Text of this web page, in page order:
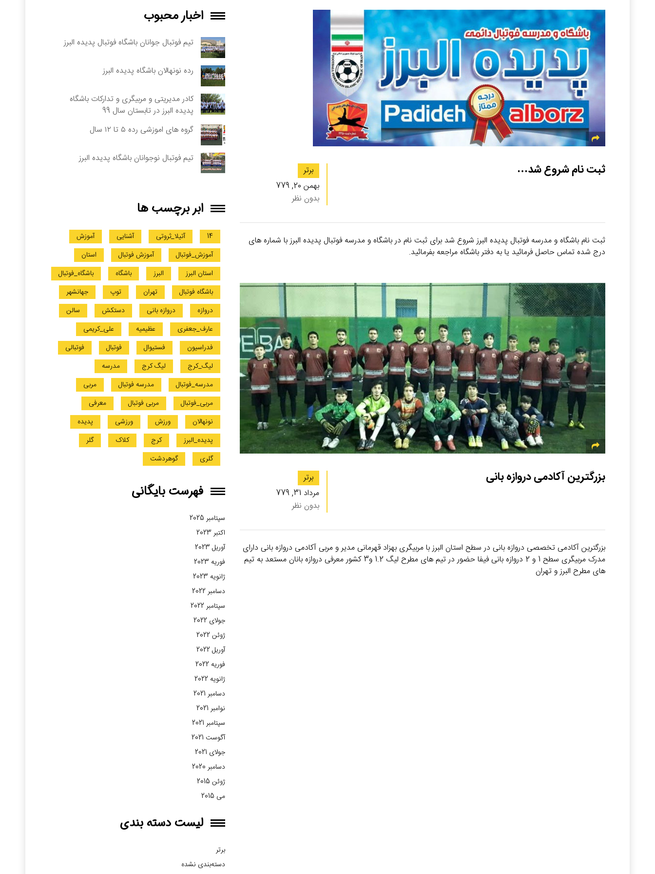
ثبت نام شروع شد…
برتر
بهمن 20, 779
بدون نظر
ثبت نام باشگاه و مدرسه فوتبال پدیده البرز شروع شد برای ثبت نام در باشگاه و مدرسه فوتبال پدیده البرز با شماره های
درج شده تماس حاصل فرمائید یا به دفتر باشگاه مراجعه بفرمائید.
بزرگترین آکادمی دروازه بانی
برتر
مرداد 31, 779
بدون نظر
بزرگترین آکادمی تخصصی دروازه بانی در سطح استان البرز با مربیگری بهزاد قهرمانی مدیر و مربی آکادمی دروازه بانی دارای
مدرک مربیگری سطح 1 و 2 دروازه بانی فیفا حضور در تیم های مطرح لیگ 1.2 و3 کشور معرفی دروازه بانان مستعد به تیم
های مطرح البرز و تهران
اخبار محبوب
تیم فوتبال جوانان باشگاه فوتبال پدیده البرز
رده نونهالان باشگاه پدیده البرز
کادر مدیریتی و مربیگری و تدارکات باشگاه
پدیده البرز در تابستان سال 99
گروه های اموزشی رده ۵ تا ۱۲ سال
تیم فوتبال نوجوانان باشگاه پدیده البرز
ابر برچسب ها
14 آتیلا_ثروتی آشنایی
آموزش
آموزش_فوتبال
آموزش فوتبال
استان
استان البرز
البرز باشگاه
باشگاه_فوتبال
باشگاه فوتبال
تهران توپ
جهانشهر
دروازه
دروازه بانی دستکش
سالن
عارف_جعفری
عظیمیه
علی_کریمی
فدراسیون
فستیوال فوتبال
فوتبالی
لیگ_کرج
لیگ کرج
مدرسه
مدرسه_فوتبال
مدرسه فوتبال
مربی
مربی_فوتبال
مربی فوتبال
معرفی
نونهالان
ورزش ورزشی
پدیده
پدیده_البرز
کرج کلاک
گلر
گلری
گوهردشت
فهرست بایگانی
سپتامبر 2025
اکتبر 2023
آوریل 2023
فوریه 2023
ژانویه 2023
دسامبر 2022
سپتامبر 2022
جولای 2022
ژوئن 2022
آوریل 2022
فوریه 2022
ژانویه 2022
دسامبر 2021
نوامبر 2021
سپتامبر 2021
آگوست 2021
جولای 2021
دسامبر 2020
ژوئن 2015
می 2015
لیست دسته بندی
برتر
دسته‌بندی نشده